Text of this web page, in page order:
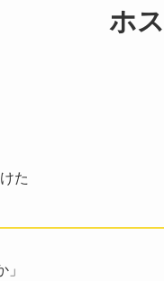
ホ
た
」